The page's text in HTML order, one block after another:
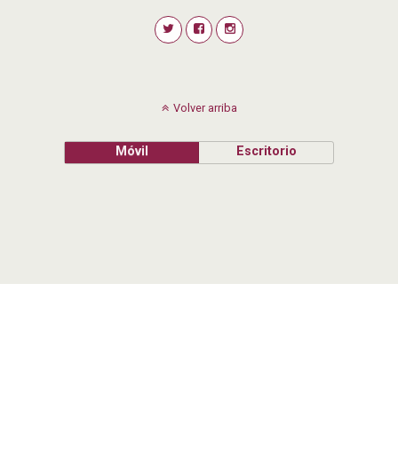
Volver arriba
Móvil Escritorio